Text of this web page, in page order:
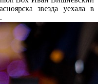
звезда уехала в